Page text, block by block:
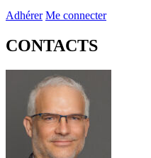
Adhérer Me connecter
CONTACTS